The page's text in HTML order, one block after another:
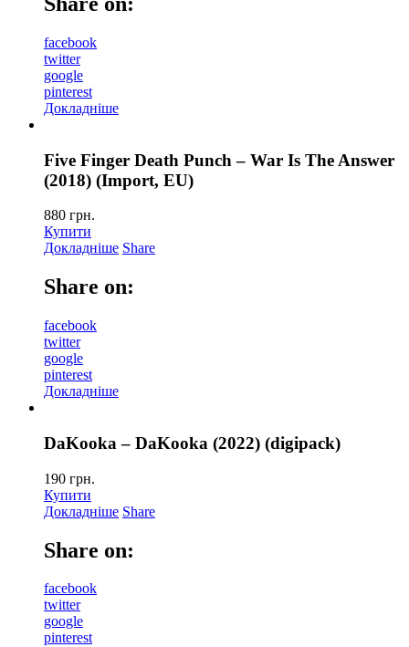
facebook
twitter
google
pinterest
Докладніше
Five Finger Death Punch – War Is The Answer
(2018) (Import, EU)
880 грн.
Купити
Докладніше Share
Share on:
facebook
twitter
google
pinterest
Докладніше
DaKooka – DaKooka (2022) (digipack)
190 грн.
Купити
Докладніше Share
Share on:
facebook
twitter
google
pinterest